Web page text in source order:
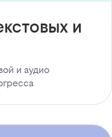
и
и аудио